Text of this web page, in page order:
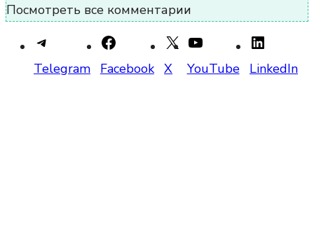
Посмотреть все комментарии
Telegram Facebook X YouTube LinkedIn